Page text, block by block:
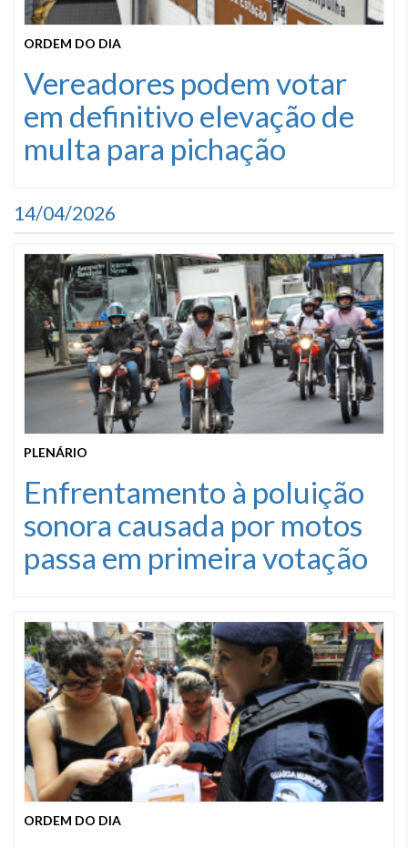
ORDEM DO DIA
Vereadores podem votar
em definitivo elevação de
multa para pichação
14/04/2026
PLENÁRIO
Enfrentamento à poluição
sonora causada por motos
passa em primeira votação
ORDEM DO DIA